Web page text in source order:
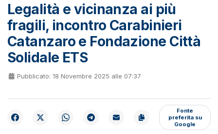
Legalità e vicinanza ai più
fragili, incontro Carabinieri
Catanzaro e Fondazione Città
Solidale ETS
Pubblicato: 18 Novembre 2025 alle 07:37
Fonte
preferita su
Google